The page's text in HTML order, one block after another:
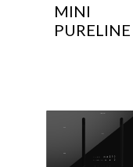
MINI
PURELINE